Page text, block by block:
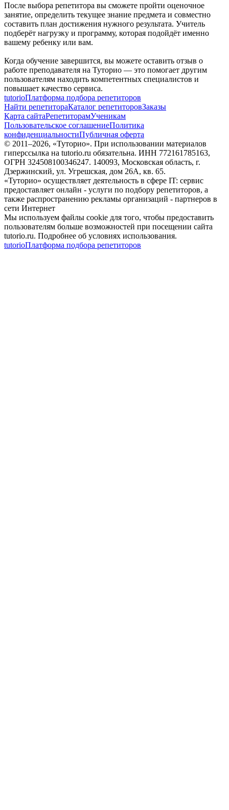
После выбора репетитора вы сможете пройти оценочное
занятие, определить текущее знание предмета и совместно
составить план достижения нужного результата. Учитель
подберёт нагрузку и программу, которая подойдёт именно
вашему ребенку или вам.
Когда обучение завершится, вы можете оставить отзыв о
работе преподавателя на Туторио — это помогает другим
пользователям находить компетентных специалистов и
повышает качество сервиса.
tutorioПлатформа подбора репетиторов
Найти репетитораКаталог репетиторовЗаказы
Карта сайтаРепетиторамУченикам
Пользовательское соглашениеПолитика
конфиденциальностиПубличная оферта
© 2011–2026, «Туторио». При использовании материалов
гиперссылка на tutorio.ru обязательна. ИНН 772161785163,
ОГРН 324508100346247. 140093, Московская область, г.
Дзержинский, ул. Угрешская, дом 26А, кв. 65.
«Туторио» осуществляет деятельность в сфере IT: сервис
предоставляет онлайн - услуги по подбору репетиторов, а
также распространению рекламы организаций - партнеров в
сети Интернет
Мы используем файлы cookie для того, чтобы предоставить
пользователям больше возможностей при посещении сайта
tutorio.ru. Подробнее об условиях использования.
tutorioПлатформа подбора репетиторов